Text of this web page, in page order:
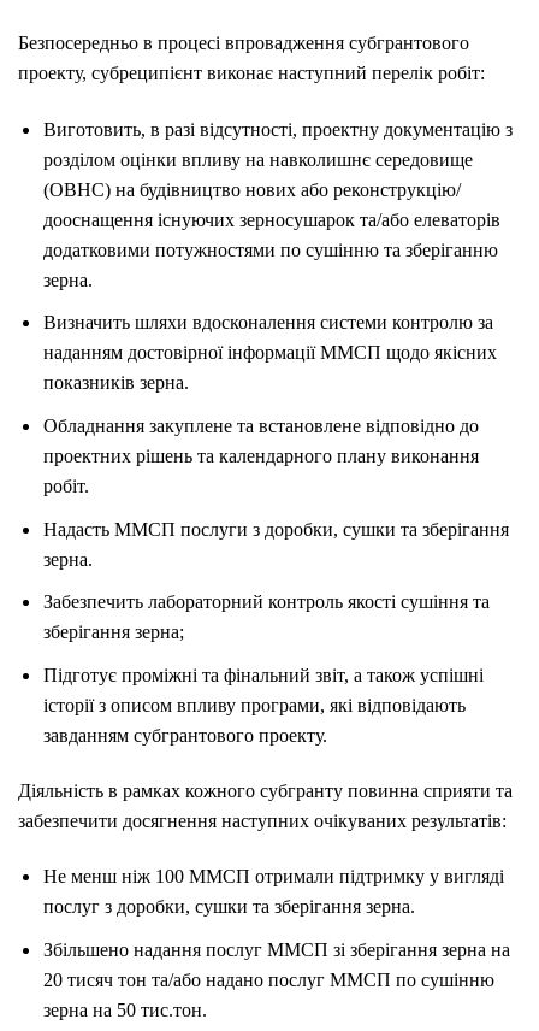
Безпосередньо в процесі впровадження субгрантового
проекту, субреципієнт виконає наступний перелік робіт:
Виготовить, в разі відсутності, проектну документацію з
розділом оцінки впливу на навколишнє середовище
(ОВНС) на будівництво нових або реконструкцію/
дооснащення існуючих зерносушарок та/або елеваторів
додатковими потужностями по сушінню та зберіганню
зерна.
Визначить шляхи вдосконалення системи контролю за
наданням достовірної інформації ММСП щодо якісних
показників зерна.
Обладнання закуплене та встановлене відповідно до
проектних рішень та календарного плану виконання
робіт.
Надасть ММСП послуги з доробки, сушки та зберігання
зерна.
Забезпечить лабораторний контроль якості сушіння та
зберігання зерна;
Підготує проміжні та фінальний звіт, а також успішні
історії з описом впливу програми, які відповідають
завданням субгрантового проекту.
Діяльність в рамках кожного субгранту повинна сприяти та
забезпечити досягнення наступних очікуваних результатів:
Не менш ніж 100 ММСП отримали підтримку у вигляді
послуг з доробки, сушки та зберігання зерна.
Збільшено надання послуг ММСП зі зберігання зерна на
20 тисяч тон та/або надано послуг ММСП по сушінню
зерна на 50 тис.тон.